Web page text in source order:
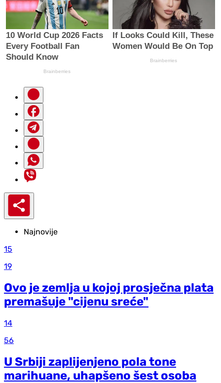
Najnovije
15
19
Ovo je zemlja u kojoj prosječna plata
premašuje "cijenu sreće"
14
56
U Srbiji zaplijenjeno pola tone
marihuane, uhapšeno šest osoba